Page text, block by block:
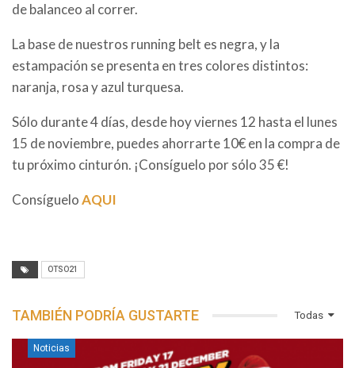
de balanceo al correr.
La base de nuestros running belt es negra, y la
estampación se presenta en tres colores distintos:
naranja, rosa y azul turquesa.
Sólo durante 4 días, desde hoy viernes 12 hasta el lunes
15 de noviembre, puedes ahorrarte 10€ en la compra de
tu próximo cinturón. ¡Consíguelo por sólo 35 €!
ConsígueloAQUI
OTSO21
Todas
TAMBIÉN PODRÍA GUSTARTE
Noticias